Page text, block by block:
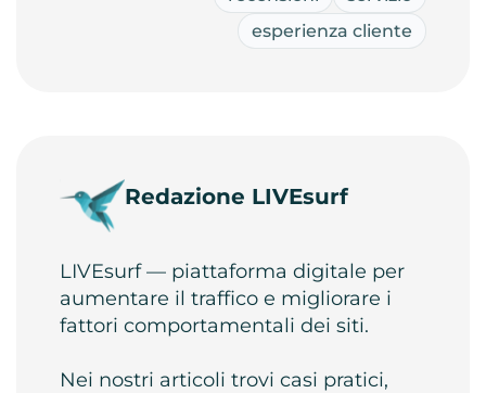
esperienza cliente
Redazione LIVEsurf
LIVEsurf — piattaforma digitale per
aumentare il traffico e migliorare i
fattori comportamentali dei siti.
Nei nostri articoli trovi casi pratici,